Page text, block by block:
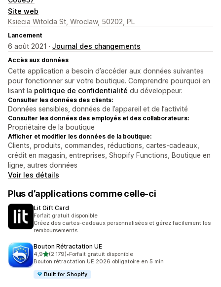
Site web
Ksiecia Witolda St, Wroclaw, 50202, PL
Lancement
6 août 2021 · Journal des changements
Accès aux données
Cette application a besoin d’accéder aux données suivantes
pour fonctionner sur votre boutique. Comprendre pourquoi en
lisant la politique de confidentialité du développeur.
Consulter les données des clients:
Données sensibles, données de l’appareil et de l’activité
Consulter les données des employés et des collaborateurs:
Propriétaire de la boutique
Afficher et modifier les données de la boutique:
Clients, produits, commandes, réductions, cartes-cadeaux,
crédit en magasin, entreprises, Shopify Functions, Boutique en
ligne, autres données
Voir les détails
Plus d’applications comme celle-ci
Lit Gift Card
Forfait gratuit disponible
Créez des cartes-cadeaux personnalisées et gérez facilement les
remboursements
Bouton Rétractation UE
4,9étoile(s) sur 5
(2 179)
2179 avis au total
•Forfait gratuit disponible
Bouton rétractation UE 2026 obligatoire en 5 min
Built for Shopify